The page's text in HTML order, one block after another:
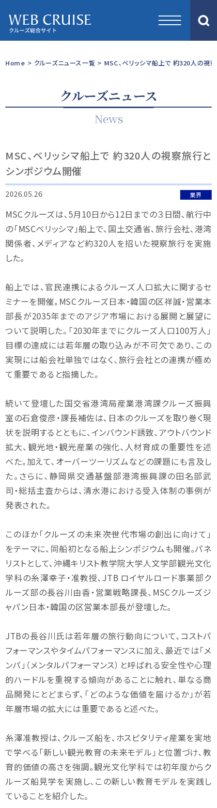
Home > クルーズニュース一覧 > MSC、ベリッシマ船上で 約320人の視
クルーズニュース
News
MSC、ベリッシマ船上で 約320人の視察旅行と
シンポジウム開催
2026.05.26 業界
MSCクルーズは、5月10日から12日までの３日間、航行中
の「MSCベリッシマ」船上で、国土交通省、旅行会社、港湾
関係者、メディアなど約320人を招いた視察旅行を実施
した。
船上では、官民連携によるクルーズ人口拡大に関するセ
ミナーを開催。MSCクルーズ日本・韓国の区祥誠・営業本
部長が2035年までのアジア市場における展開と展望に
ついて説明した。「2030年までにクルーズ人口100万人」
目標の達成には若年層の取り込みが不可欠であり、この
実現には船会社単独ではなく、旅行会社との連携が極め
て重要であると指摘した。
続いて登壇した国交省港湾局産業港湾課クルーズ振興
室の石倉俊彦・課長補佐は、日本のクルーズを取り巻く現
状を説明するとともに、インバウンド誘致、アウトバウンド
拡大、観光地・観光産業の強化、人材育成の重要性を述
べた。加えて、オーバーツーリズムなどの課題にも言及し
た。さらに、静岡県交通基盤部港湾振興課の田名部武
司・総括主査からは、清水港における受入体制の事例が
発表された。
このほか「クルーズの未来――次世代市場の創出に向けて」
をテーマに、同船初となる船上シンポジウムも開催。パネ
リストとして、沖縄キリスト教学院大学人文学部観光文化
学科の糸澤幸子・准教授、JTB ロイヤルロード事業部ク
ルーズ部の長谷川由香・営業戦略課長、MSCクルーズジ
ャパン日本・韓国の区営業本部長が登壇した。
JTBの長谷川氏は若年層の旅行動向について、コストパ
フォーマンスやタイムパフォーマンスに加え、最近では「メ
ンパ」（メンタルパフォーマンス）と呼ばれる安全性や心理
的ハードルを重視する傾向があることに触れ、単なる商
品開発にとどまらず、「どのような価値を届けるか」が若
年層市場の拡大には重要であると述べた。
糸澤准教授は、クルーズ船を、ホスピタリティ産業を実地
で学べる「新しい観光教育の未来モデル」と位置づけ、教
育的価値の高さを強調。観光文化学科では初年度からク
ルーズ船見学を実施し、この新しい教育モデルを実践し
ていることを紹介した。